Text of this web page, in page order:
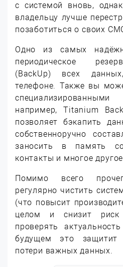
с системой вновь,
владельцу лучше
позаботиться о своих
Одно из самых
периодическое
(BackUp) всех
телефоне. Также вы
например, Titanium
позволяет бэкапить
собственноручно
заносить в память
контакты и многое
Помимо всего
регулярно чистить
(что повысит
целом и снизит риск
проверять
будущем это защитит
потери важных данных.